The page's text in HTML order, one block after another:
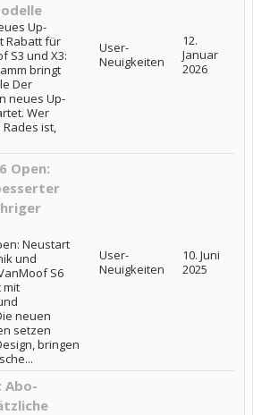
Up-
Rabatt für
S3 und X3:
bringt
Der
neues Up-
Wer
ist,
User-
Neuigkeiten
12.
Januar
2026
Open:
Neustart
und
S6
mit
neuen
setzen
bringen
User-
Neuigkeiten
10. Juni
2025
Abo-